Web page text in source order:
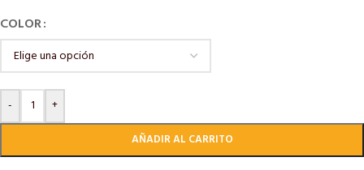
COLOR
-
+
AÑADIR AL CARRITO